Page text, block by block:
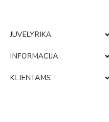
JUVELYRIKA
INFORMACIJA
KLIENTAMS